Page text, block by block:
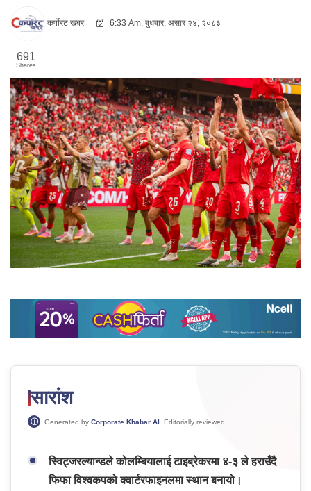
कर्पोरट खबर 6:33 Am, बुधबार, असार २४, २०८३
691
Shares
सारांश
Generated by Corporate Khabar AI . Editorially reviewed.
स्विट्जरल्यान्डले कोलम्बियालाई टाइब्रेकरमा ४-३ ले हराउँदै
फिफा विश्वकपको क्वार्टरफाइनलमा स्थान बनायो।